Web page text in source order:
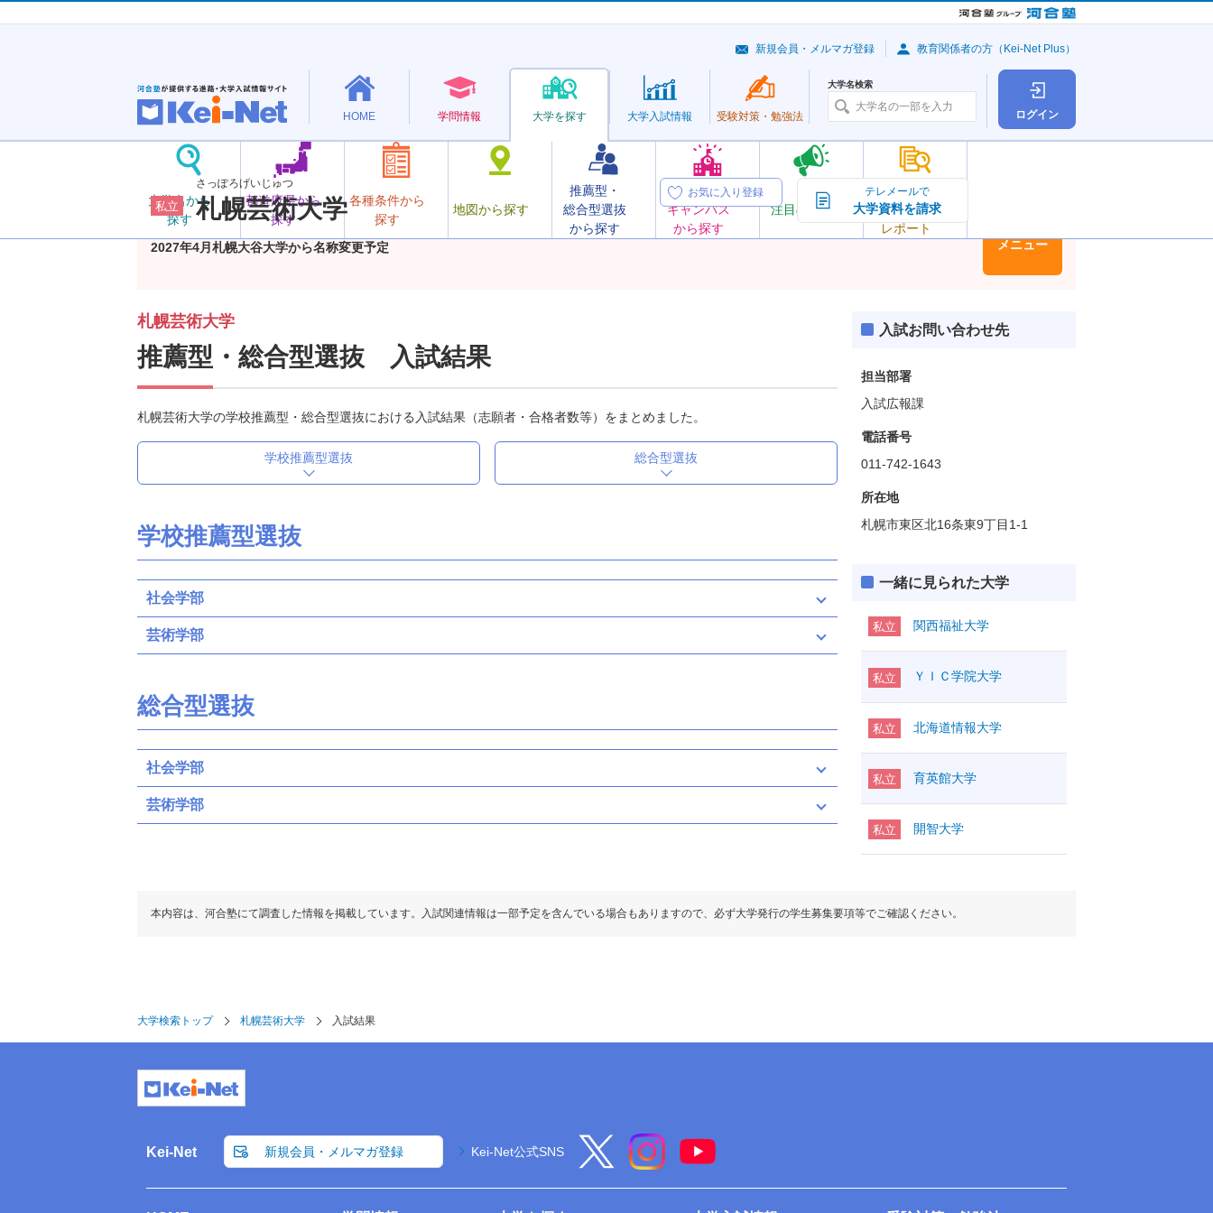
ログイン
HOME 学問情報 大学を探す
大学名から
探す
都道府県から
探す
各種条件から
探す
地図から探す
推薦型・
総合型選抜
から探す
オープン
キャンパス
から探す
注目の大学
大学の今
トピック＆
レポート
大学入試情報 受験対策・ 勉強法
大学名検索
新規会員・メルマガ登録 教育関係者の方（Kei-Net Plus）
私立
さっぽろげいじゅつ
札幌芸術大学
2027年4月札幌大谷大学から名称変更予定
お気に入り登録 テレメールで
大学資料を請求
メニュー
札幌芸術大学
推薦型・総合型選抜 入試結果
札幌芸術大学の学校推薦型・総合型選抜における入試結果（志願者・合格者数等）をまとめました。
学校推薦型選抜 総合型選抜
学校推薦型選抜
社会学部
芸術学部
総合型選抜
社会学部
芸術学部
入試お問い合わせ先
担当部署
入試広報課
電話番号
011-742-1643
所在地
札幌市東区北16条東9丁目1-1
一緒に見られた大学
私立 関西福祉大学
私立 ＹＩＣ学院大学
私立 北海道情報大学
私立 育英館大学
私立 開智大学
本内容は、河合塾にて調査した情報を掲載しています。入試関連情報は一部予定を含んでいる場合もありますので、必ず大学発行の学生募集要項等でご確認ください。
大学検索トップ 札幌芸術大学 入試結果
Kei-Net 新規会員・メルマガ登録 Kei-Net公式SNS